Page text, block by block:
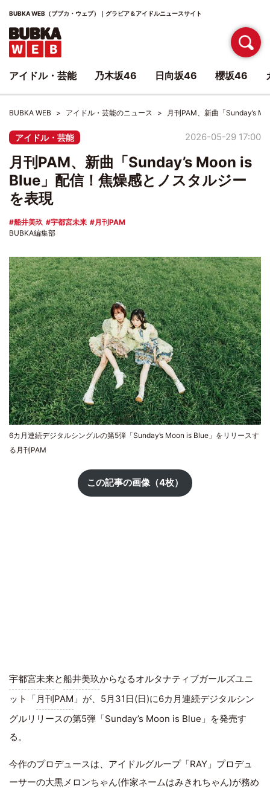
BUBKA WEB（ブブカ・ウェブ）｜グラビア＆アイドルニュースサイト
BUBKA WEB アイドル・芸能のニュース 月刊PAM、新曲「Sunday’s
アイドル・芸能 2026-05-29 17:00
月刊PAM、新曲「Sunday’s Moon is
Blue」配信！焦燥感とノスタルジー
を表現
船井美玖 宇都宮未来
月刊PAM
BUBKA編集部
6カ月連続デジタルシングルの第5弾「Sunday’s Moon is Blue」をリリースす
る月刊PAM
この記事の画像（4枚）
宇都宮未来と船井美玖からなるオルタナティブガールズユニ
ット「月刊PAM 」が、5月31日(日)に6カ月連続デジタルシン
グルリリースの第5弾「Sunday’s Moon is Blue」を発売す
る。
今作のプロデュースは、アイドルグループ「RAY」プロデュ
ーサーの大黒メロンちゃん(作家ネームはみきれちゃん)が務め
アイドル・芸能 乃木坂46 日向坂46 櫻坂46